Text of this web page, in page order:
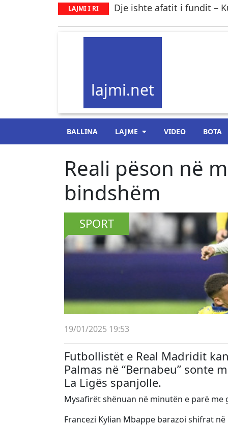
LAJMI I RI Dje ishte afatit i fundit –
lajmi.net
BALLINA LAJME VIDEO BOTA
​Reali pëson në
bindshëm
SPORT
19/01/2025 19:53
Futbollistët e Real Madridit
Palmas në “Bernabeu” sonte
La Ligës spanjolle.
Mysafirët shënuan në minutën e parë
Francezi Kylian Mbappe barazoi shifrat